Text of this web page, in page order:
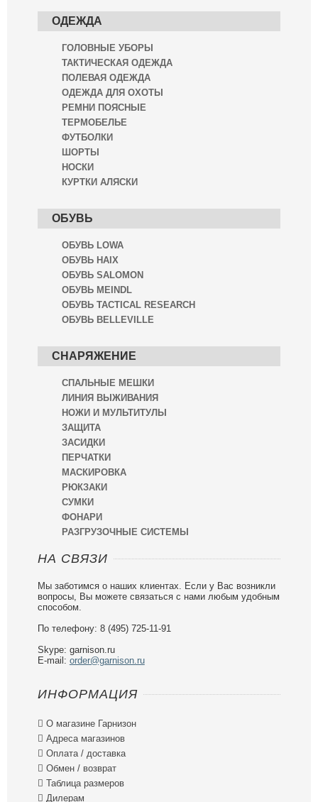
ОДЕЖДА
ГОЛОВНЫЕ УБОРЫ
ТАКТИЧЕСКАЯ ОДЕЖДА
ПОЛЕВАЯ ОДЕЖДА
ОДЕЖДА ДЛЯ ОХОТЫ
РЕМНИ ПОЯСНЫЕ
ТЕРМОБЕЛЬЕ
ФУТБОЛКИ
ШОРТЫ
НОСКИ
КУРТКИ АЛЯСКИ
ОБУВЬ
ОБУВЬ LOWA
ОБУВЬ HAIX
ОБУВЬ SALOMON
ОБУВЬ MEINDL
ОБУВЬ TACTICAL RESEARCH
ОБУВЬ BELLEVILLE
СНАРЯЖЕНИЕ
СПАЛЬНЫЕ МЕШКИ
ЛИНИЯ ВЫЖИВАНИЯ
НОЖИ И МУЛЬТИТУЛЫ
ЗАЩИТА
ЗАСИДКИ
ПЕРЧАТКИ
МАСКИРОВКА
РЮКЗАКИ
СУМКИ
ФОНАРИ
РАЗГРУЗОЧНЫЕ СИСТЕМЫ
НА СВЯЗИ
Мы заботимся о наших клиентах. Если у Вас возникли
вопросы, Вы можете связаться с нами любым удобным
способом.
По телефону: 8 (495) 725-11-91
Skype: garnison.ru
E-mail: order@garnison.ru
ИНФОРМАЦИЯ
 О магазине Гарнизон
 Адреса магазинов
 Оплата / доставка
 Обмен / возврат
 Таблица размеров
 Дилерам